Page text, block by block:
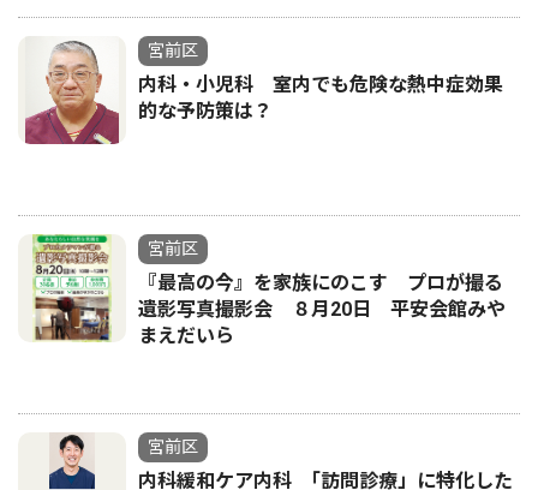
宮前区
内科・小児科 室内でも危険な熱中症効果
的な予防策は？
宮前区
『最高の今』を家族にのこす プロが撮る
遺影写真撮影会 ８月20日 平安会館みや
まえだいら
宮前区
内科緩和ケア内科 ｢訪問診療」に特化した